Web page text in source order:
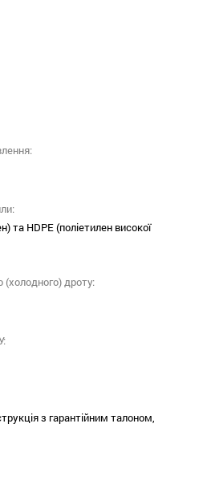
та HDPE (поліетилен високої
дроту:
з гарантійним талоном,